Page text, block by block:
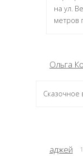
на ул.
метров
Ольга
Сказочное
аджей